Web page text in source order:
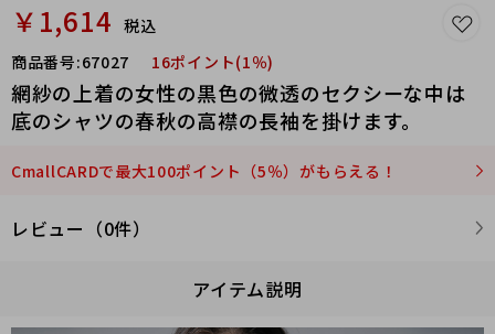
￥1,614 税込
商品番号:67027 16ポイント(1％)
網紗の上着の女性の黒色の微透のセクシーな中は
底のシャツの春秋の高襟の長袖を掛けます。
CmallCARDで最大100ポイント（5％）がもらえる！
レビュー（0件）
アイテム説明